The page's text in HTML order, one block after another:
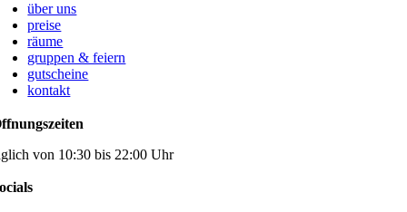
über uns
preise
räume
gruppen & feiern
gutscheine
kontakt
von 10:30 bis 22:00 Uhr